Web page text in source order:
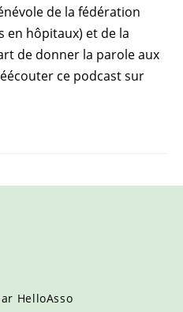
de la fédération
en hôpitaux) et de la
de donner la parole aux
ce podcast sur
HelloAsso